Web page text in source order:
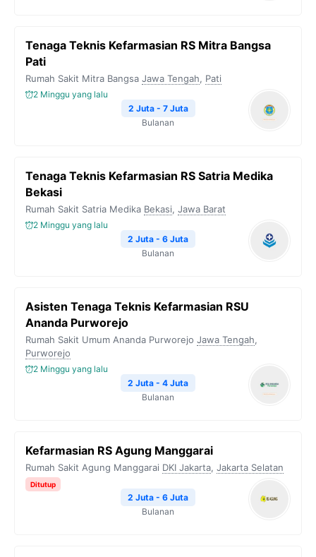
Tenaga Teknis Kefarmasian RS Mitra Bangsa
Pati
Rumah Sakit Mitra Bangsa Jawa Tengah, Pati
2 Minggu yang lalu
2 Juta - 7 Juta
Bulanan
Tenaga Teknis Kefarmasian RS Satria Medika
Bekasi
Rumah Sakit Satria Medika Bekasi, Jawa Barat
2 Minggu yang lalu
2 Juta - 6 Juta
Bulanan
Asisten Tenaga Teknis Kefarmasian RSU
Ananda Purworejo
Rumah Sakit Umum Ananda Purworejo Jawa Tengah,
Purworejo
2 Minggu yang lalu
2 Juta - 4 Juta
Bulanan
Kefarmasian RS Agung Manggarai
Rumah Sakit Agung Manggarai DKI Jakarta, Jakarta Selatan
Ditutup
2 Juta - 6 Juta
Bulanan